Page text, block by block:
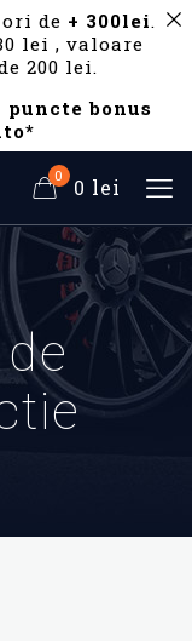
de + 300lei.
lei , valoare
200 lei.
bonus
0 0 lei